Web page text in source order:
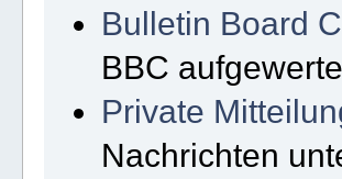
Bulletin Board
BBC
Private
Nachrichten